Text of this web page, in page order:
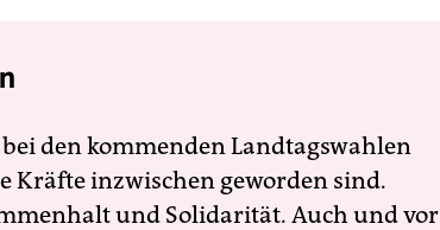
den kommenden Landtagswahlen
Kräfte inzwischen geworden sind.
und Solidarität. Auch und vor